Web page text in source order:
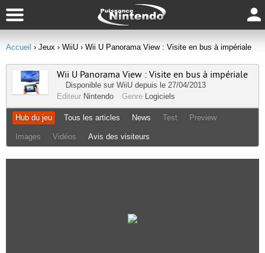
Accueil › Jeux › WiiU › Wii U Panorama View : Visite en bus à impériale
Wii U Panorama View : Visite en bus à impériale
Disponible sur WiiU depuis le 27/04/2013
Editeur Nintendo Genre Logiciels
Hub du jeu Tous les articles News Test Preview
Images Vidéos Avis des visiteurs